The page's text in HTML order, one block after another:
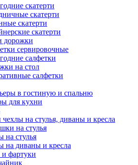
скатерти
скатерти
скатерти
скатерти
дорожки
сервировочные
салфетки
на стол
салфетки
в гостиную и спальню
для кухни
на стулья, диваны и кресла
на стулья
на стулья
на диваны и кресла
фартуки